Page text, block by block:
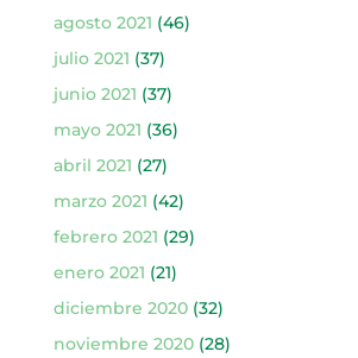
agosto 2021 (46)
julio 2021 (37)
junio 2021 (37)
mayo 2021 (36)
abril 2021 (27)
marzo 2021 (42)
febrero 2021 (29)
enero 2021 (21)
diciembre 2020(32)
noviembre 2020(28)